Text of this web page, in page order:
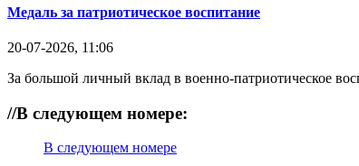
Медаль за патриотическое воспитание
20-07-2026, 11:06
За большой личный вклад в военно-патриотическое
//В следующем номере:
В следующем номере